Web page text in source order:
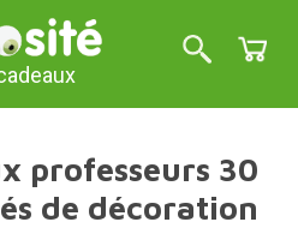
professeurs 30
de décoration